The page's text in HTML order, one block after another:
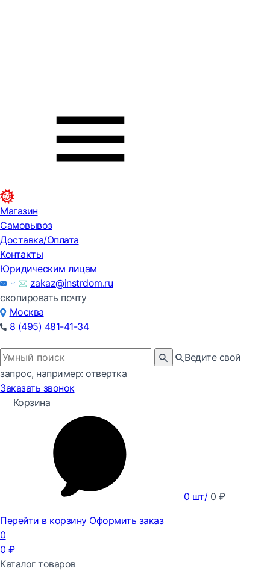
Магазин
Самовывоз
Доставка/Оплата
Контакты
Юридическим лицам
zakaz@instrdom.ru
скопировать почту
Москва
8 (495) 481-41-34
Ведите свой
запрос, например: отвертка
Заказать звонок
Корзина
0 шт/ 0 ₽
Перейти в корзину Оформить заказ
0
0 ₽
Каталог товаров